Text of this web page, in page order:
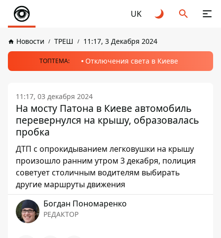
UK
Новости ТРЕШ 11:17, 3 Декабря 2024
ТОПТЕМА: Отключения света в Киеве
11:17, 03 декабря 2024
На мосту Патона в Киеве автомобиль
перевернулся на крышу, образовалась
пробка
ДТП с опрокидыванием легковушки на крышу
произошло ранним утром 3 декабря, полиция
советует столичным водителям выбирать
другие маршруты движения
Богдан Пономаренко
РЕДАКТОР